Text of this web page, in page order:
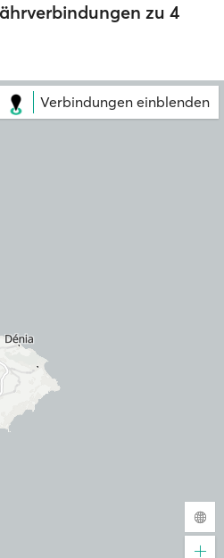
zu 4
Verbindungen einblenden